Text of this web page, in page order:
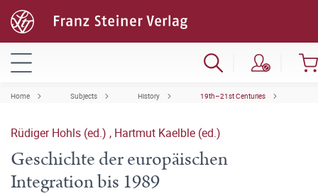
Home Subjects History 19th–21st Centuries
Rüdiger Hohls (ed.) , Hartmut Kaelble (ed.)
Geschichte der europäischen
Integration bis 1989